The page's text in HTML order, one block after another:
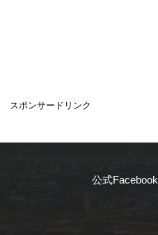
スポンサードリンク
公式